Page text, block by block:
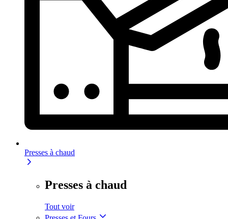
Presses à chaud
Presses à chaud
Tout voir